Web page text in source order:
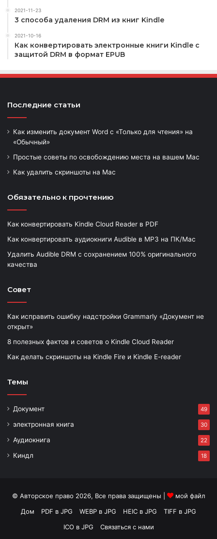
2021-11-23
3 способа удаления DRM из книг Kindle
2021-10-16
Как конвертировать электронные книги Kindle с
защитой DRM в формат EPUB
Последние статьи
Как изменить документ Word с «Только для чтения» на
«Обычный»
Простые советы по освобождению места на вашем Mac
Как удалить скриншоты на Mac
Обязательно к прочтению
Как конвертировать Kindle Cloud Reader в PDF
Как конвертировать аудиокниги Audible в MP3 на ПК/Mac
Удалить Audible DRM с сохранением 100% оригинального
качества
Совет
Как исправить ошибку надстройки Grammarly «Документ не
открыт»
8 полезных фактов и советов о Kindle Cloud Reader
Как делать скриншоты на Kindle Fire и Kindle E-reader
Темы
Документ 49
электронная книга 30
Аудиокнига 22
Киндл 18
© Авторское право 2026, Все права защищены |
мой файл
Дом
PDF в JPG WEBP в JPG HEIC в JPG
TIFF в JPG
ICO в JPG
Связаться с нами